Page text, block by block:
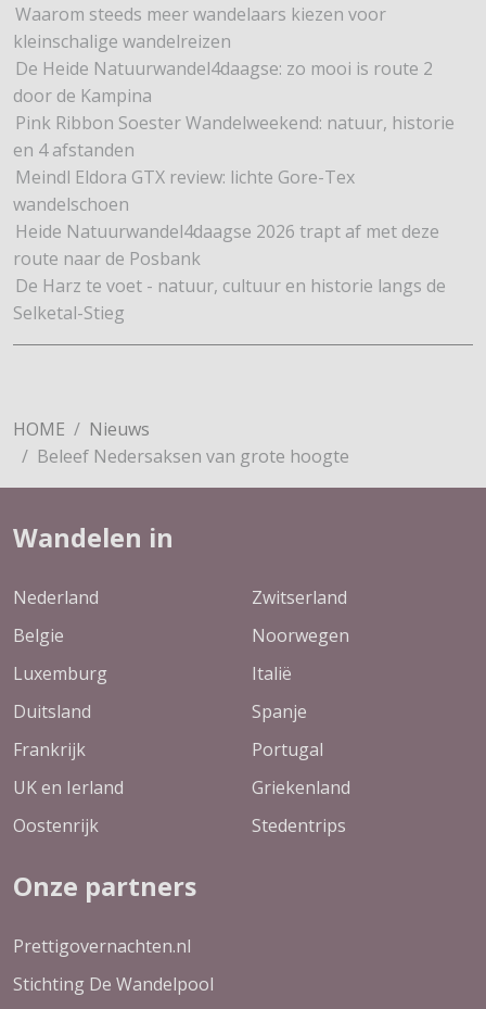
Waarom steeds meer wandelaars kiezen voor
kleinschalige wandelreizen
De Heide Natuurwandel4daagse: zo mooi is route 2
door de Kampina
Pink Ribbon Soester Wandelweekend: natuur, historie
en 4 afstanden
Meindl Eldora GTX review: lichte Gore-Tex
wandelschoen
Heide Natuurwandel4daagse 2026 trapt af met deze
route naar de Posbank
De Harz te voet - natuur, cultuur en historie langs de
Selketal-Stieg
HOME
Nieuws
Beleef Nedersaksen van grote hoogte
Wandelen in
Nederland
Belgie
Luxemburg
Duitsland
Frankrijk
UK en Ierland
Oostenrijk
Zwitserland
Noorwegen
Italië
Spanje
Portugal
Griekenland
Stedentrips
Onze partners
Prettigovernachten.nl
Stichting De Wandelpool